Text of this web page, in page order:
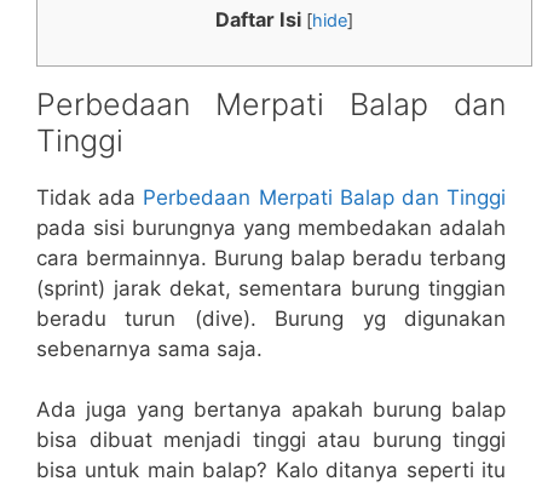
Daftar Isi [hide]
Perbedaan Merpati Balap dan
Tinggi
Tidak ada Perbedaan Merpati Balap dan Tinggi
pada sisi burungnya yang membedakan adalah
cara bermainnya. Burung balap beradu terbang
(sprint) jarak dekat, sementara burung tinggian
beradu turun (dive). Burung yg digunakan
sebenarnya sama saja.
Ada juga yang bertanya apakah burung balap
bisa dibuat menjadi tinggi atau burung tinggi
bisa untuk main balap? Kalo ditanya seperti itu